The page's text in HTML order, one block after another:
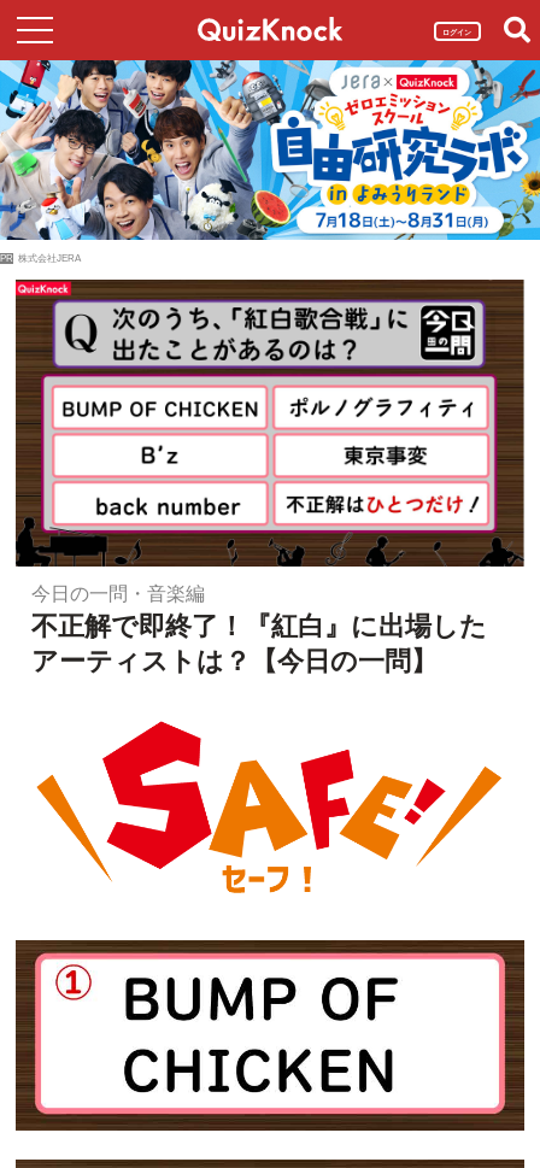
ログイン
PR 株式会社JERA
今日の一問・音楽編
不正解で即終了！『紅白』に出場した
アーティストは？【今日の一問】